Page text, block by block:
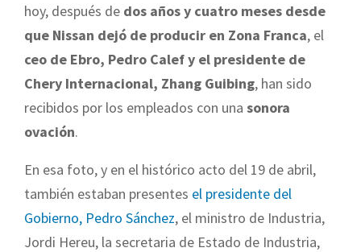
hoy, después de dos años y cuatro meses desde
que Nissan dejó de producir en Zona Franca, el
ceo de Ebro, Pedro Calef y el presidente de
Chery Internacional, Zhang Guibing, han sido
recibidos por los empleados con una sonora
ovación.
En esa foto, y en el histórico acto del 19 de abril,
también estaban presentes el presidente del
Gobierno, Pedro Sánchez, el ministro de Industria,
Jordi Hereu, la secretaria de Estado de Industria,